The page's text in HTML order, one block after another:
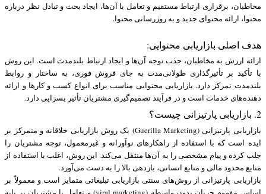
مخاطبان، برقراری ارتباط مستقیم و تعامل با آن‌ها، ایجاد بحث و تبادل نظر درباره
محتوا، ارائه محتوای جدید و به روزرسانی محتوا.
هدف اصلی بازاریابی محتوایی:
ارائه ارزش به مخاطبان، جذب توجه آن‌ها و ایجاد ارتباط بلندمدت است. این روش
با تأکید بر تأثیرگذاری طولانی‌مدت به جای فروش فوری، به ساختار و روابط
بلندمدت تمرکز دارد. بازاریابی محتوایی مناسب برای انواع کسب و کارها و ارائه
دهنده‌های خدمات است و در فرآیند تصمیم‌گیری مشتریان تأثیر بسزایی دارد.
2. بازاریابی پارتیزانی چیست؟
بازاریابی پارتیزانی (Guerilla Marketing) یک روش بازاریابی خلاقانه و متمرکز بر
ایده است که با استفاده از راهکارهای نوآورانه و غیرمعمول، توجه مشتریان را
جلب کرده و پیام مشخصی را به آن‌ها منتقل می‌کند. این روش، اغلب با استفاده از
منابع محدود مالی و منابع انسانی، بازدهی بالا را به دست می‌آورد.
بازاریابی پارتیزانی از روش‌های سنتی بازاریابی تبلیغاتی متمایز است و معمولاً بر